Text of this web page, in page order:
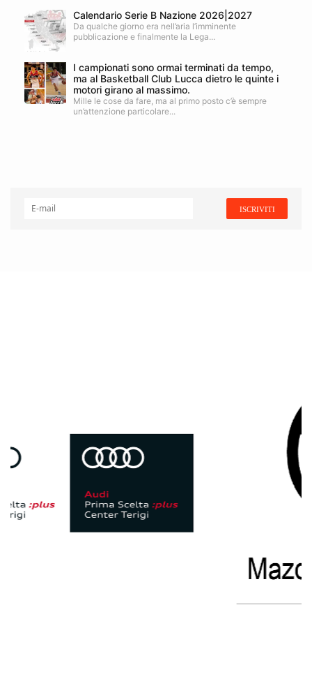
Calendario Serie B Nazione 2026|2027
Da qualche giorno era nell’aria l’imminente
pubblicazione e finalmente la Lega...
I campionati sono ormai terminati da tempo,
ma al Basketball Club Lucca dietro le quinte i
motori girano al massimo.
Mille le cose da fare, ma al primo posto c’è sempre
un’attenzione particolare...